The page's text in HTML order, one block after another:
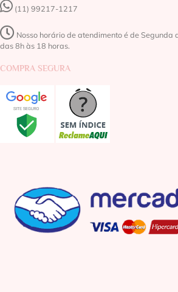
(11) 99217-1217‬
Nosso horário de atendimento é de Segunda
das 8h às 18 horas.
COMPRA SEGURA